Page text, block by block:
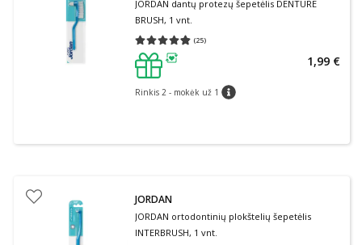
JORDAN dantų protezų šepetėlis DENTURE
BRUSH, 1 vnt.
(25)
Vidutinis įvertinimas 4.80
patarimas
Rinkis 2 - mokėk už 1 patarimas
1,99 €
JORDAN
JORDAN ortodontinių plokštelių šepetėlis
INTERBRUSH, 1 vnt.